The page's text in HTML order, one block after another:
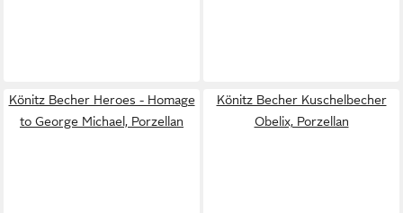
Könitz Becher Heroes - Homage
to George Michael, Porzellan
Könitz Becher Kuschelbecher
Obelix, Porzellan